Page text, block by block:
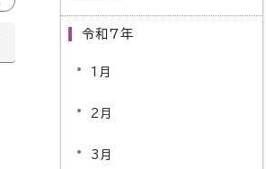
令和7年
1月
2月
3月